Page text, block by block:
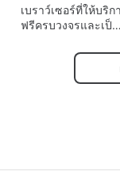
เบราว์เซอร์ที่ให้บริก
ฟรีครบวงจรและเป็น